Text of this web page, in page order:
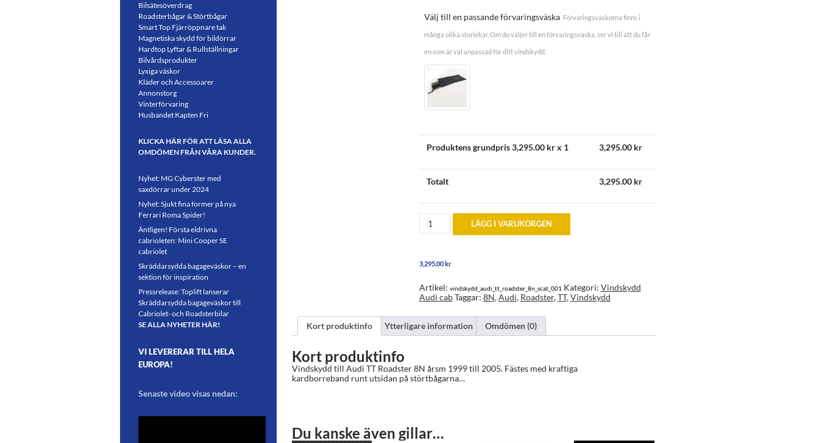
Välj till en passande förvaringsväska Förvaringsväskorna finns i
många olika storlekar. Om du väljer till en förvaringsväska, ser vi till att du får
en som är väl anpassad för ditt vindskydd.
Produktens grundpris3,295.00kr x 1 3,295.00kr
Totalt 3,295.00kr
Vindskydd
Audi
8N
2005
mängd
LÄGG I VARUKORGEN
3,295.00kr
Artikel: vindskydd_audi_tt_roadster_8n_scat_001 Kategori: Vindskydd
Audi cabTaggar: 8N,Audi, Roadster,TT,Vindskydd
Kort produktinfo Ytterligare information Omdömen (0)
Kort produktinfo
Vindskydd till Audi TT Roadster 8N årsm 1999 till 2005. Fästes med kraftiga
kardborreband runt utsidan på störtbågarna…
Du kanske även gillar…
Bilsätesöverdrag
Roadsterbågar & Störtbågar
Smart Top Fjärröppnare tak
Magnetiska skydd för bildörrar
Hardtop Lyftar & Rullställningar
Bilvårdsprodukter
Lyxiga väskor
Kläder och Accessoarer
Annonstorg
Vinterförvaring
Husbandet Kapten Fri
KLICKA HÄR FÖR ATT LÄSA ALLA
OMDÖMEN FRÅN VÅRA KUNDER.
Nyhet: MG Cyberster med
saxdörrar under 2024
Nyhet: Sjukt fina former på nya
Ferrari Roma Spider!
Äntligen! Första eldrivna
cabrioleten: Mini Cooper SE
cabriolet
Skräddarsydda bagageväskor – en
sektion för inspiration
Pressrelease: Toplift lanserar
Skräddarsydda bagageväskor till
Cabriolet- och Roadsterbilar
SE ALLA NYHETER HÄR!
VI LEVERERAR TILL HELA
EUROPA!
Senaste video visas nedan: